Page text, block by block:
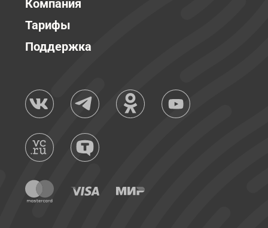
Компания
Тарифы
Поддержка